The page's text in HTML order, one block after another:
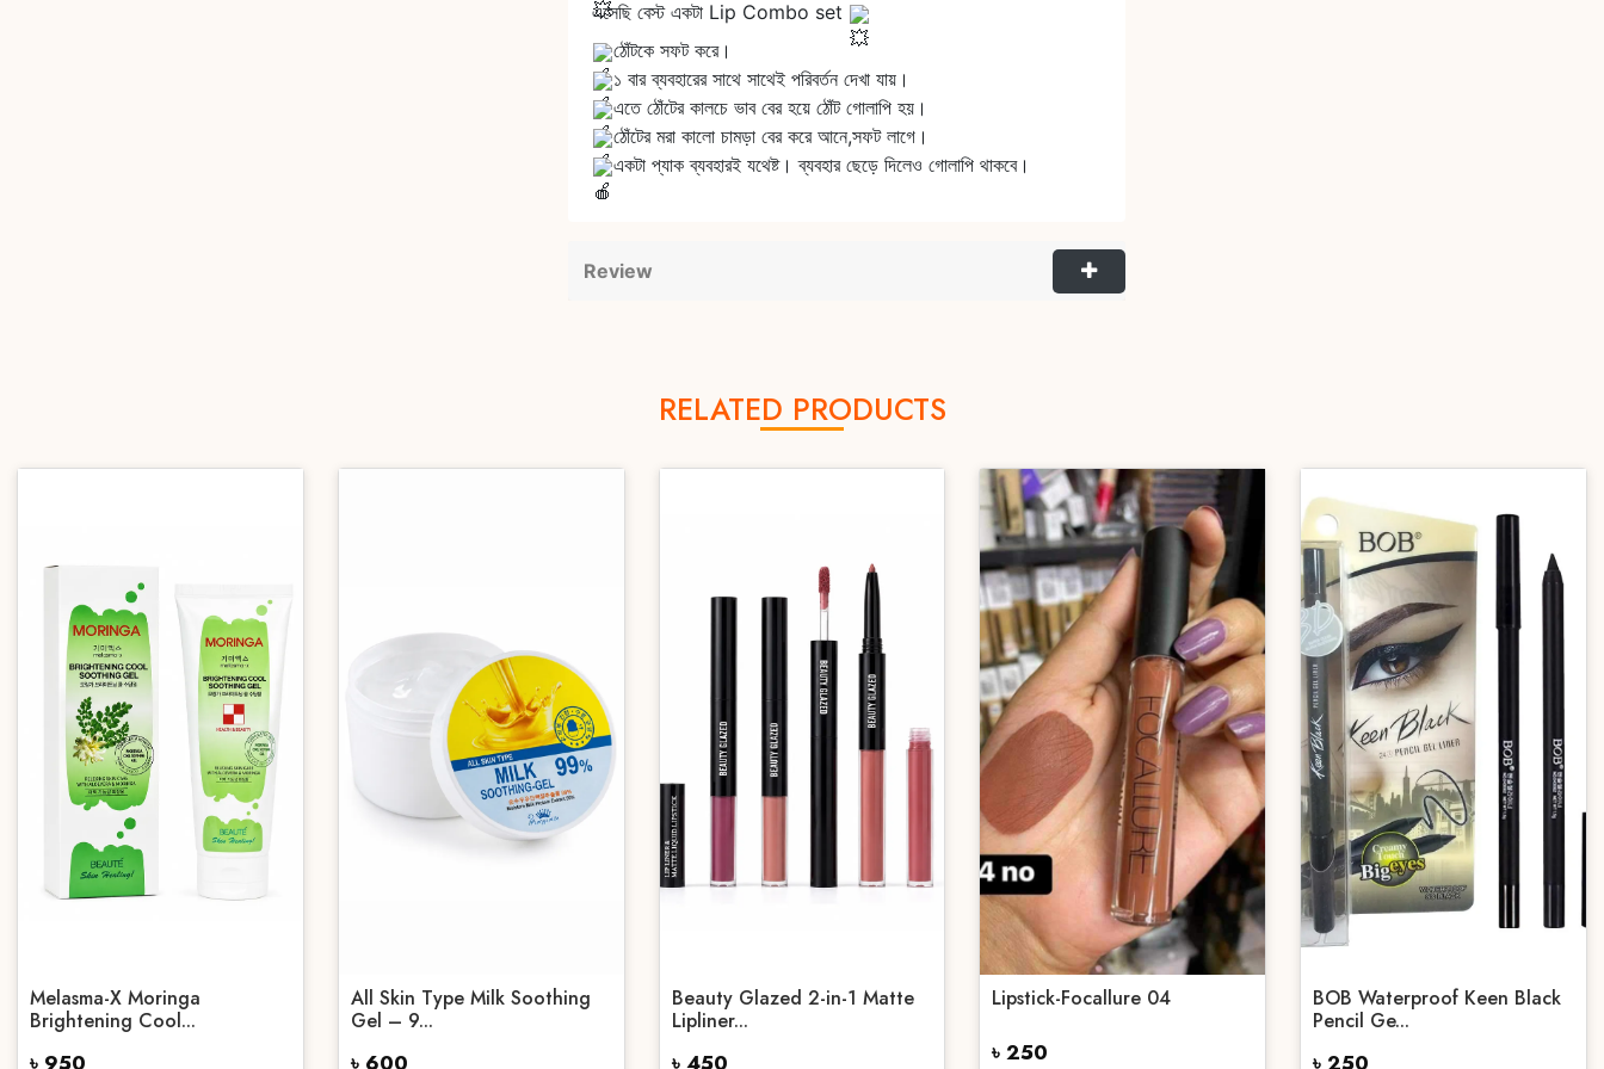
এসেছি বেস্ট একটা Lip Combo set
ঠোঁটকে সফট করে।
১ বার ব্যবহারের সাথে সাথেই পরিবর্তন দেখা যায়।
এতে ঠোঁটের কালচে ভাব বের হয়ে ঠোঁট গোলাপি হয়।
ঠোঁটের মরা কালো চামড়া বের করে আনে,সফট লাগে।
একটা প্যাক ব্যবহারই যথেষ্ট। ব্যবহার ছেড়ে দিলেও গোলাপি থাকবে।
Review
RELATED PRODUCTS
Melasma-X Moringa
Brightening Cool...
৳ 950
All Skin Type Milk Soothing
Gel – 9...
৳ 600
Beauty Glazed 2-in-1 Matte
Lipliner...
৳ 450
Lipstick-Focallure 04
৳ 250
BOB Waterproof Keen Black
Pencil Ge...
৳ 250